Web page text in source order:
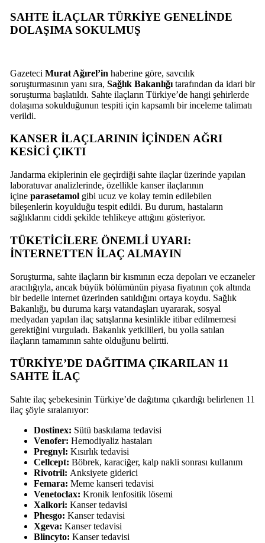
SAHTE İLAÇLAR TÜRKİYE GENELİNDE
DOLAŞIMA SOKULMUŞ
Gazeteci Murat Ağırel’in haberine göre, savcılık
soruşturmasının yanı sıra, Sağlık Bakanlığıtarafından da idari bir
soruşturma başlatıldı. Sahte ilaçların Türkiye’de hangi şehirlerde
dolaşıma sokulduğunun tespiti için kapsamlı bir inceleme talimatı
verildi.
KANSER İLAÇLARININ İÇİNDEN AĞRI
KESİCİ ÇIKTI
Jandarma ekiplerinin ele geçirdiği sahte ilaçlar üzerinde yapılan
laboratuvar analizlerinde, özellikle kanser ilaçlarının
içine parasetamolgibi ucuz ve kolay temin edilebilen
bileşenlerin koyulduğu tespit edildi. Bu durum, hastaların
sağlıklarını ciddi şekilde tehlikeye attığını gösteriyor.
TÜKETİCİLERE ÖNEMLİ UYARI:
İNTERNETTEN İLAÇ ALMAYIN
Soruşturma, sahte ilaçların bir kısmının ecza depoları ve eczaneler
aracılığıyla, ancak büyük bölümünün piyasa fiyatının çok altında
bir bedelle internet üzerinden satıldığını ortaya koydu. Sağlık
Bakanlığı, bu duruma karşı vatandaşları uyararak, sosyal
medyadan yapılan ilaç satışlarına kesinlikle itibar edilmemesi
gerektiğini vurguladı. Bakanlık yetkilileri, bu yolla satılan
ilaçların tamamının sahte olduğunu belirtti.
TÜRKİYE’DE DAĞITIMA ÇIKARILAN 11
SAHTE İLAÇ
Sahte ilaç şebekesinin Türkiye’de dağıtıma çıkardığı belirlenen 11
ilaç şöyle sıralanıyor:
Dostinex: Sütü baskılama tedavisi
Venofer: Hemodiyaliz hastaları
Pregnyl: Kısırlık tedavisi
Cellcept: Böbrek, karaciğer, kalp nakli sonrası kullanım
Rivotril: Anksiyete giderici
Femara: Meme kanseri tedavisi
Venetoclax: Kronik lenfositik lösemi
Xalkori: Kanser tedavisi
Phesgo: Kanser tedavisi
Xgeva: Kanser tedavisi
Blincyto: Kanser tedavisi